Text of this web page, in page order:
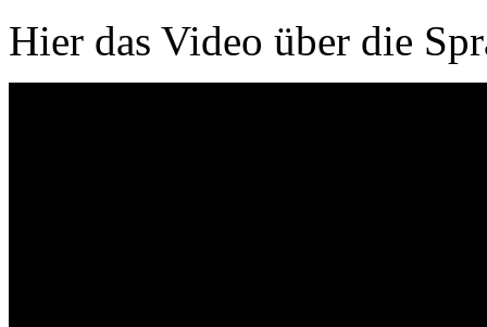
Hier das Video über die